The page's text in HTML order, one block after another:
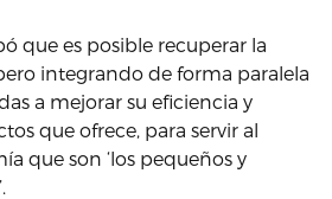
que es posible recuperar la
integrando de forma paralela
a mejorar su eficiencia y
que ofrece, para servir al
que son ‘los pequeños y